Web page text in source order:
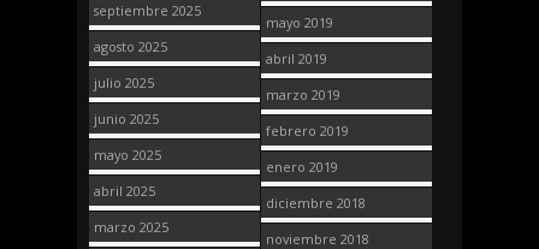
septiembre 2025
agosto 2025
julio 2025
junio 2025
mayo 2025
abril 2025
marzo 2025
mayo 2019
abril 2019
marzo 2019
febrero 2019
enero 2019
diciembre 2018
noviembre 2018